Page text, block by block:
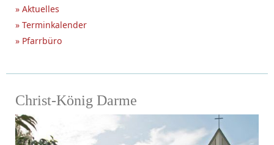
» Aktuelles
» Terminkalender
» Pfarrbüro
Christ-König Darme